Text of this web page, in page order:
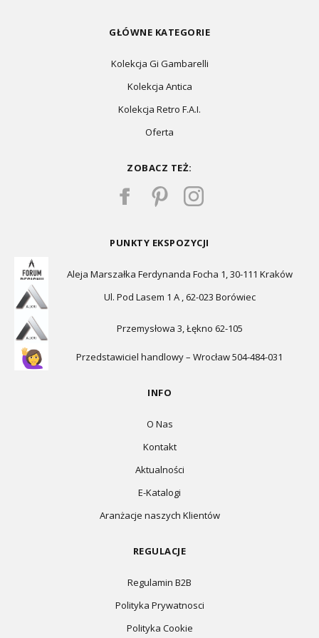
GŁÓWNE KATEGORIE
Kolekcja Gi Gambarelli
Kolekcja Antica
Kolekcja Retro F.A.I.
Oferta
ZOBACZ TEŻ:
PUNKTY EKSPOZYCJI
Aleja Marszałka Ferdynanda Focha 1, 30-111 Kraków
Ul. Pod Lasem 1 A , 62-023 Borówiec
Przemysłowa 3, Łękno 62-105
Przedstawiciel handlowy – Wrocław 504-484-031
INFO
O Nas
Kontakt
Aktualności
E-Katalogi
Aranżacje naszych Klientów
REGULACJE
Regulamin B2B
Polityka Prywatnosci
Polityka Cookie